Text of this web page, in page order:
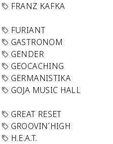
FRANZ KAFKA
FURIANT
GASTRONOM
GENDER
GEOCACHING
GERMANISTIKA
GOJA MUSIC HALL
GREAT RESET
GROOVIN´HIGH
H.E.A.T.